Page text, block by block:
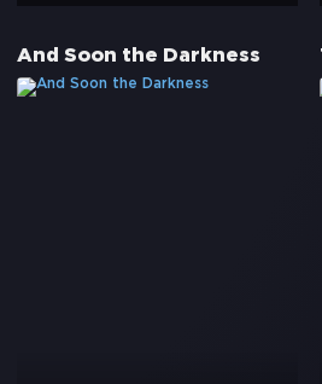
And Soon the Darkness